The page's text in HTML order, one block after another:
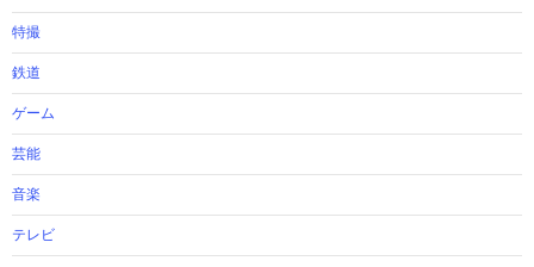
特撮
鉄道
ゲーム
芸能
音楽
テレビ